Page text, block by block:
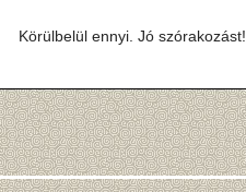
Körülbelül ennyi. Jó szórakozást!